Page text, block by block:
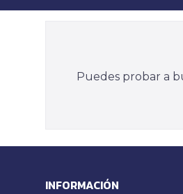
Puedes probar a
INFORMACIÓN